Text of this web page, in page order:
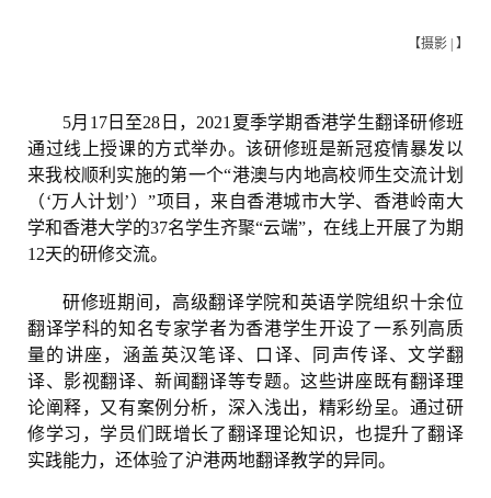
【摄影 | 】
5月17日至28日，2021夏季学期香港学生翻译研修班
通过线上授课的方式举办。该研修班是新冠疫情暴发以
来我校顺利实施的第一个“港澳与内地高校师生交流计划
（‘万人计划’）”项目，来自香港城市大学、香港岭南大
学和香港大学的37名学生齐聚“云端”，在线上开展了为期
12天的研修交流。
研修班期间，高级翻译学院和英语学院组织十余位
翻译学科的知名专家学者为香港学生开设了一系列高质
量的讲座，涵盖英汉笔译、口译、同声传译、文学翻
译、影视翻译、新闻翻译等专题。这些讲座既有翻译理
论阐释，又有案例分析，深入浅出，精彩纷呈。通过研
修学习，学员们既增长了翻译理论知识，也提升了翻译
实践能力，还体验了沪港两地翻译教学的异同。